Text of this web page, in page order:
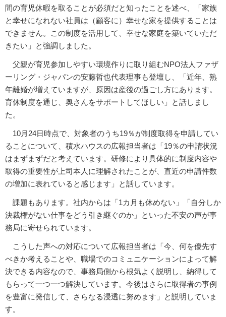
間の育児休暇を取ることが必須だと知ったことを述べ、「家族
と幸せになれない社員は（顧客に）幸せな家を提供することは
できません。この制度を活用して、幸せな家庭を築いていただ
きたい」と強調しました。
父親が育児参加しやすい環境作りに取り組むNPO法人ファザ
ーリング・ジャパンの安藤哲也代表理事も登壇し、「近年、熟
年離婚が増えていますが、原因は産後の過ごし方にあります。
育休制度を通じ、奥さんをサポートしてほしい」と話しまし
た。
10月24日時点で、対象者のうち19％が制度取得を申請してい
ることについて、積水ハウスの広報担当者は「19％の申請状況
はまずまずだと考えています。研修により具体的に制度内容や
取得の重要性が上司本人に理解されたことが、直近の申請件数
の増加に表れていると感じます」と話しています。
課題もあります。社内からは「1カ月も休めない」「自分しか
決裁権がない仕事をどう引き継ぐのか」といった不安の声が事
務局に寄せられています。
こうした声への対応について広報担当者は「今、何を優先す
べきか考えることや、職場でのコミュニケーションによって解
決できる内容なので、事務局側から根気よく説明し、納得して
もらって一つ一つ解決しています。今後はさらに取得者の事例
を豊富に発信して、さらなる浸透に努めます」と説明していま
す。